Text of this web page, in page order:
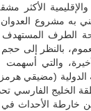
والإقليمية
به مشروع
الطرف المستهدف
بالنظر إلى حجم
والتي
الدولية (مضيقي
الخليج الفارسي
خارطة الأحداث